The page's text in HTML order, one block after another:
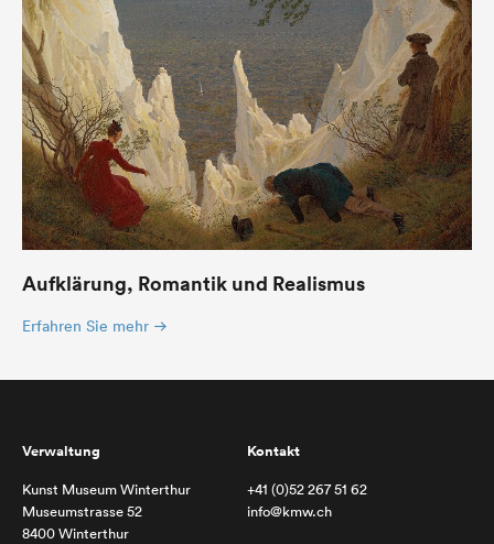
Aufklärung, Romantik und Realismus
Erfahren Sie mehr
Verwaltung
Kunst Museum Winterthur
Museumstrasse 52
8400 Winterthur
Kontakt
+41 (0)52 267 51 62
info@kmw.ch